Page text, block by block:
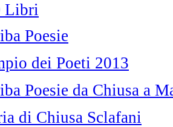
Libri
Poesie
dei Poeti 2013
Poesie da Chiusa a
di Chiusa Sclafani